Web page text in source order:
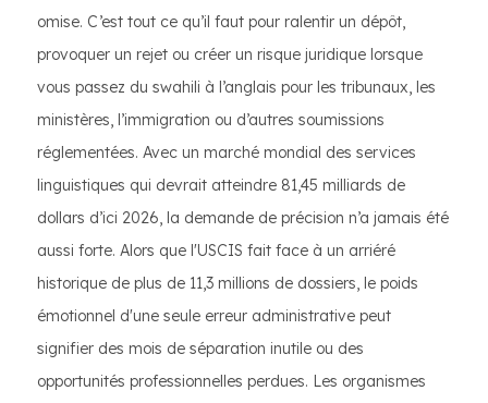
omise. C’est tout ce qu’il faut pour ralentir un dépôt,
provoquer un rejet ou créer un risque juridique lorsque
vous passez du swahili à l’anglais pour les tribunaux, les
ministères, l’immigration ou d’autres soumissions
réglementées. Avec un marché mondial des services
linguistiques qui devrait atteindre 81,45 milliards de
dollars d’ici 2026, la demande de précision n’a jamais été
aussi forte. Alors que l'USCIS fait face à un arriéré
historique de plus de 11,3 millions de dossiers, le poids
émotionnel d'une seule erreur administrative peut
signifier des mois de séparation inutile ou des
opportunités professionnelles perdues. Les organismes